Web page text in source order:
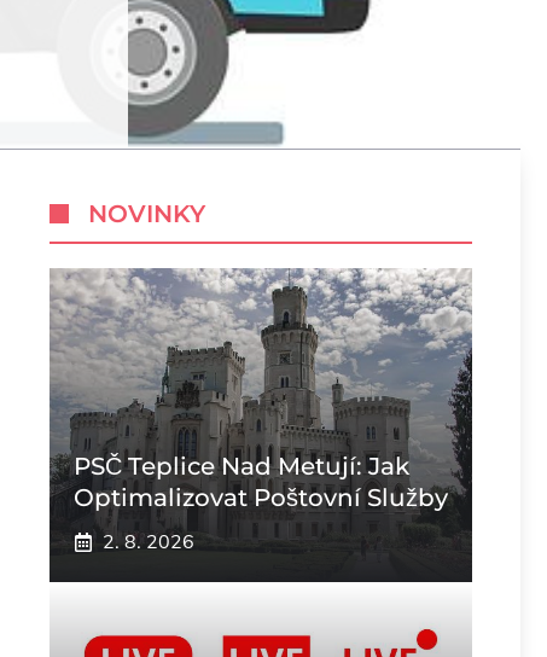
NOVINKY
PSČ Teplice Nad Metují: Jak
Optimalizovat Poštovní Služby
2. 8. 2026